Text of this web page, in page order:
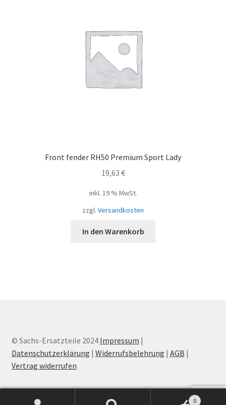
Front fender RH50 Premium Sport Lady
19,63 €
inkl. 19 % MwSt.
zzgl. Versandkosten
In den Warenkorb
© Sachs-Ersatzteile 2024 Impressum |
Datenschutzerklärung | Widerrufsbelehrung | AGB |
Vertrag widerrufen
0